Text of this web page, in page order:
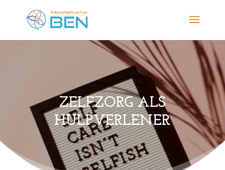
ZELFZORG ALS
HULPVERLENER